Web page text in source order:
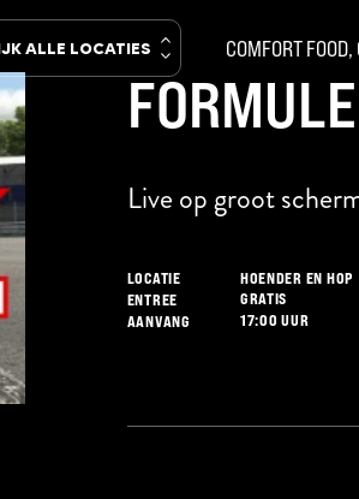
ALLE LOCATIES
Cocktail Bar
RUITER
Poppodium sinds
EN HOP
Food, Comfort
& Comfortable
COMFORT
Live op groot
LOCATIE
HOENDER EN HOP
ENTREE
GRATIS
AANVANG
17:00 UUR